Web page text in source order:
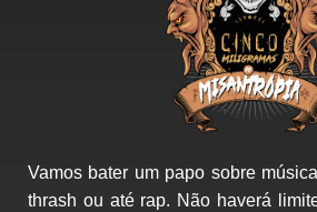
Vamos bater um papo sobre
thrash ou até rap. Não haverá